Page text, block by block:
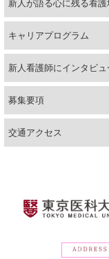
新人が語る心に残る看護
キャリアプログラム
新人看護師にインタビュ
募集要項
交通アクセス